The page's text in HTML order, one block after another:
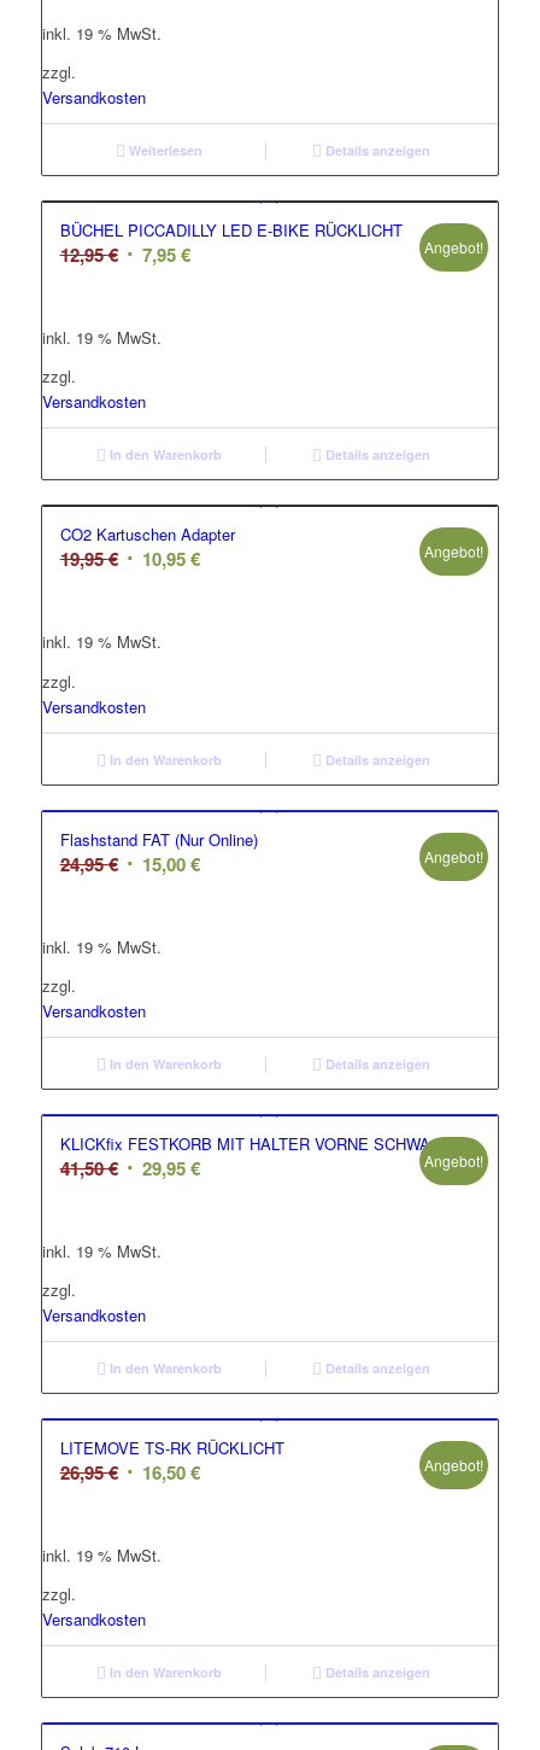
49,95 €
inkl. 19 % MwSt.
zzgl.
Versandkosten
Weiterlesen Details anzeigen
BÜCHEL PICCADILLY LED E-BIKE RÜCKLICHT
12,95€ Ursprünglicher
12,95 €
7,95€Aktueller
Angebot!
inkl. 19 % MwSt.
zzgl.
Versandkosten
In den Warenkorb Details anzeigen
CO2 Kartuschen Adapter
19,95€ Ursprünglicher
19,95 €
10,95€Aktueller
Angebot!
inkl. 19 % MwSt.
zzgl.
Versandkosten
In den Warenkorb Details anzeigen
Flashstand FAT (Nur Online)
24,95€ Ursprünglicher
24,95 €
15,00€Aktueller
Angebot!
inkl. 19 % MwSt.
zzgl.
Versandkosten
In den Warenkorb Details anzeigen
KLICKfix FESTKORB MIT HALTER VORNE SCHWA
41,50€ Ursprünglicher
41,50 €
29,95€Aktueller
Angebot!
inkl. 19 % MwSt.
zzgl.
Versandkosten
In den Warenkorb Details anzeigen
LITEMOVE TS-RK RÜCKLICHT
26,95€ Ursprünglicher
26,95 €
16,50€Aktueller
Angebot!
inkl. 19 % MwSt.
zzgl.
Versandkosten
In den Warenkorb Details anzeigen